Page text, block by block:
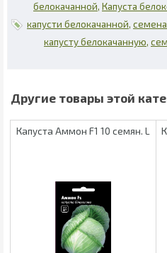
белокачанной Капуста
капусти белокачанной
капусту белокачанную
Капуста Аммон F1 10 семян. L